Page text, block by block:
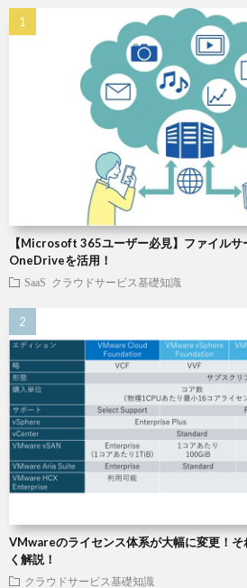
【Microsoft 365ユーザー必見】ファイル
OneDriveを活用！
SaaS クラウドサービス基礎知識
VMwareのライセンス体系が大幅に変更！そ
く解説！
クラウドサービス基礎知識